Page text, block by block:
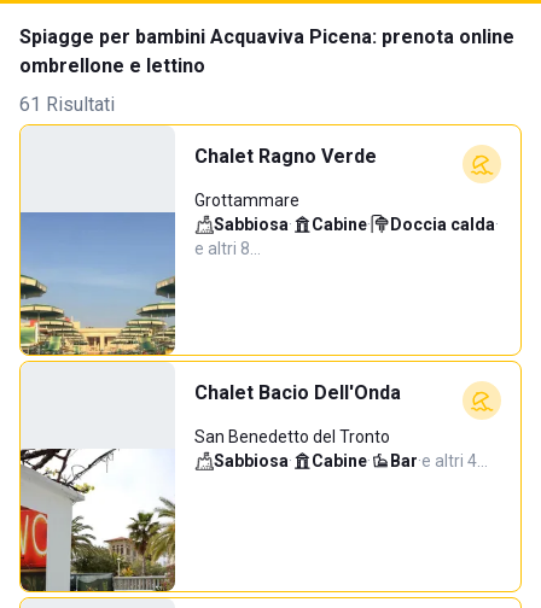
Spiagge per bambini Acquaviva Picena: prenota online
ombrellone e lettino
61 Risultati
Chalet Ragno Verde
Grottammare
Sabbiosa· Cabine· Doccia calda·
e altri 8…
Chalet Bacio Dell'Onda
San Benedetto del Tronto
Sabbiosa· Cabine· Bar·e altri 4…